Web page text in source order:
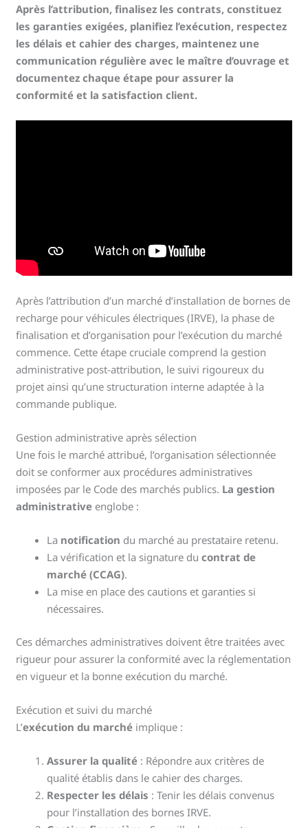
Après l’attribution, finalisez les contrats, constituez
les garanties exigées, planifiez l’exécution, respectez
les délais et cahier des charges, maintenez une
communication régulière avec le maître d’ouvrage et
documentez chaque étape pour assurer la
conformité et la satisfaction client.
Après l’attribution d’un marché d’installation de bornes de
recharge pour véhicules électriques (IRVE), la phase de
finalisation et d’organisation pour l’exécution du marché
commence. Cette étape cruciale comprend la gestion
administrative post-attribution, le suivi rigoureux du
projet ainsi qu’une structuration interne adaptée à la
commande publique.
Gestion administrative après sélection
Une fois le marché attribué, l’organisation sélectionnée
doit se conformer aux procédures administratives
imposées par le Code des marchés publics. La gestion
administrative englobe :
La notification du marché au prestataire retenu.
La vérification et la signature ducontrat de
marché (CCAG).
La mise en place des cautions et garanties si
nécessaires.
Ces démarches administratives doivent être traitées avec
rigueur pour assurer la conformité avec la réglementation
en vigueur et la bonne exécution du marché.
Exécution et suivi du marché
L’exécution du marché implique :
Assurer la qualité : Répondre aux critères de
qualité établis dans le cahier des charges.
Respecter les délais : Tenir les délais convenus
pour l’installation des bornes IRVE.